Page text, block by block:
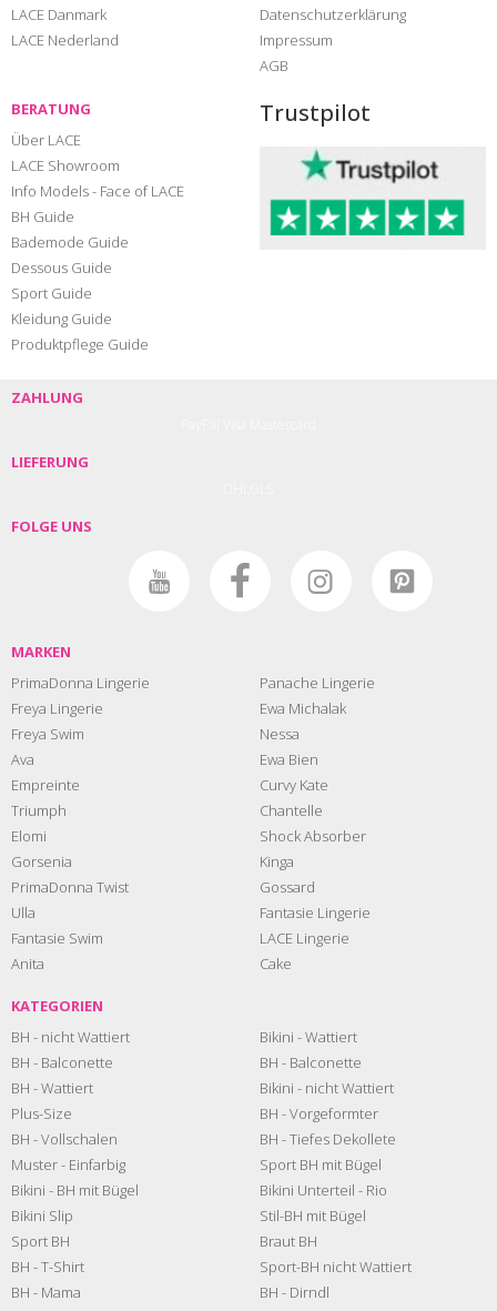
LACE Danmark
LACE Nederland
Datenschutzerklärung
Impressum
AGB
BERATUNG
Über LACE
LACE Showroom
Info Models - Face of LACE
BH Guide
Bademode Guide
Dessous Guide
Sport Guide
Kleidung Guide
Produktpflege Guide
Trustpilot
ZAHLUNG
LIEFERUNG
FOLGE UNS
MARKEN
PrimaDonna Lingerie
Freya Lingerie
Freya Swim
Ava
Empreinte
Triumph
Elomi
Gorsenia
PrimaDonna Twist
Ulla
Fantasie Swim
Anita
Panache Lingerie
Ewa Michalak
Nessa
Ewa Bien
Curvy Kate
Chantelle
Shock Absorber
Kinga
Gossard
Fantasie Lingerie
LACE Lingerie
Cake
KATEGORIEN
BH - nicht Wattiert
BH - Balconette
BH - Wattiert
Plus-Size
BH - Vollschalen
Muster - Einfarbig
Bikini - BH mit Bügel
Bikini Slip
Sport BH
BH - T-Shirt
BH - Mama
Bikini - Wattiert
BH - Balconette
Bikini - nicht Wattiert
BH - Vorgeformter
BH - Tiefes Dekollete
Sport BH mit Bügel
Bikini Unterteil - Rio
Stil-BH mit Bügel
Braut BH
Sport-BH nicht Wattiert
BH - Dirndl